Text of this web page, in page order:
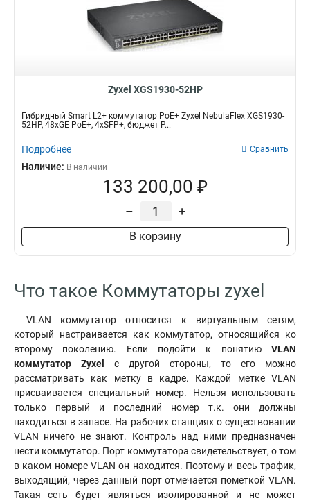
Zyxel XGS1930-52HP
Гибридный Smart L2+ коммутатор PoE+ Zyxel NebulaFlex XGS1930-
52HP, 48xGE PoE+, 4xSFP+, бюджет P...
Подробнее Сравнить
Наличие: В наличии
133 200,00 ₽
– +
В корзину
Что такое Коммутаторы zyxel
VLAN коммутатор относится к виртуальным сетям,
который настраивается как коммутатор, относящийся ко
второму поколению. Если подойти к понятию VLAN
коммутатор Zyxel с другой стороны, то его можно
рассматривать как метку в кадре. Каждой метке VLAN
присваивается специальный номер. Нельзя использовать
только первый и последний номер т.к. они должны
находиться в запасе. На рабочих станциях о существовании
VLAN ничего не знают. Контроль над ними предназначен
нести коммутатор. Порт коммутатора свидетельствует, о том
в каком номере VLAN он находится. Поэтому и весь трафик,
выходящий, через данный порт отмечается пометкой VLAN.
Такая сеть будет являться изолированной и не может